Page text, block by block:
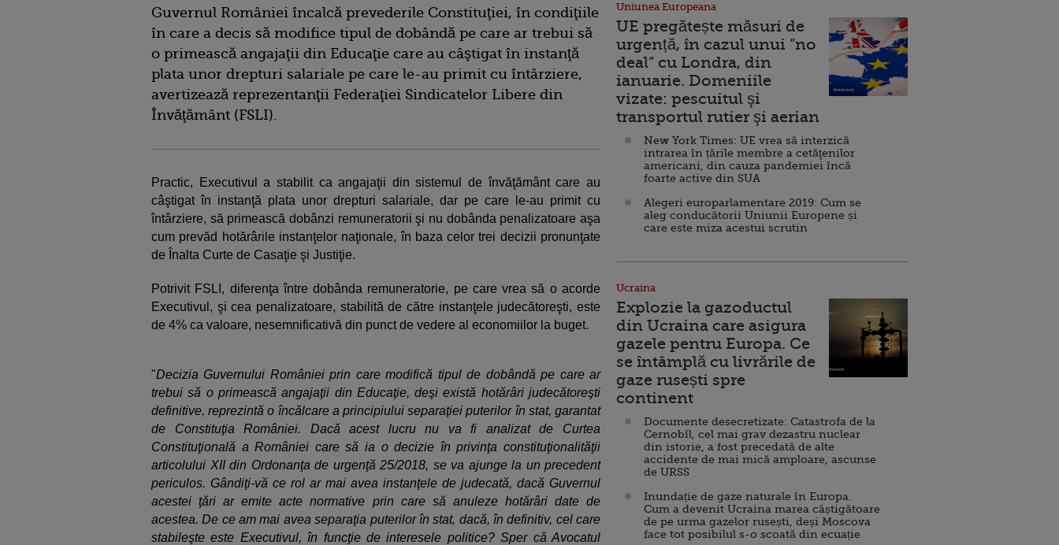
Guvernul României încalcă prevederile Constituţiei, în condiţiile
în care a decis să modifice tipul de dobândă pe care ar trebui să
o primească angajaţii din Educaţie care au câştigat în instanţă
plata unor drepturi salariale pe care le-au primit cu întârziere,
avertizează reprezentanţii Federaţiei Sindicatelor Libere din
Învăţământ (FSLI).
Practic, Executivul a stabilit ca angajaţii din sistemul de învăţământ care au
câştigat în instanţă plata unor drepturi salariale, dar pe care le-au primit cu
întârziere, să primească dobânzi remuneratorii şi nu dobânda penalizatoare aşa
cum prevăd hotărârile instanţelor naţionale, în baza celor trei decizii pronunţate
de Înalta Curte de Casaţie şi Justiţie.
Potrivit FSLI, diferenţa între dobânda remuneratorie, pe care vrea să o acorde
Executivul, şi cea penalizatoare, stabilită de către instanţele judecătoreşti, este
de 4% ca valoare, nesemnificativă din punct de vedere al economiilor la buget.
"Decizia Guvernului României prin care modifică tipul de dobândă pe care ar
trebui să o primească angajaţii din Educaţie, deşi există hotărâri judecătoreşti
definitive, reprezintă o încălcare a principiului separaţiei puterilor în stat, garantat
de Constituţia României. Dacă acest lucru nu va fi analizat de Curtea
Constituţională a României care să ia o decizie în privinţa constituţionalităţii
articolului XII din Ordonanţa de urgenţă 25/2018, se va ajunge la un precedent
periculos. Gândiţi-vă ce rol ar mai avea instanţele de judecată, dacă Guvernul
acestei ţări ar emite acte normative prin care să anuleze hotărâri date de
acestea. De ce am mai avea separaţia puterilor în stat, dacă, în definitiv, cel care
stabileşte este Executivul, în funcţie de interesele politice? Sper că Avocatul
Uniunea Europeana
UE pregătește măsuri de
urgență, în cazul unui ”no
deal” cu Londra, din
ianuarie. Domeniile
vizate: pescuitul şi
transportul rutier şi aerian
New York Times: UE vrea să interzică
intrarea în țările membre a cetăţenilor
americani, din cauza pandemiei încă
foarte active din SUA
Alegeri europarlamentare 2019: Cum se
aleg conducătorii Uniunii Europene și
care este miza acestui scrutin
Ucraina
Explozie la gazoductul
din Ucraina care asigura
gazele pentru Europa. Ce
se întâmplă cu livrările de
gaze rusești spre
continent
Documente desecretizate: Catastrofa de la
Cernobîl, cel mai grav dezastru nuclear
din istorie, a fost precedată de alte
accidente de mai mică amploare, ascunse
de URSS
Inundație de gaze naturale în Europa.
Cum a devenit Ucraina marea câștigătoare
de pe urma gazelor rusești, deși Moscova
face tot posibilul s-o scoată din ecuație